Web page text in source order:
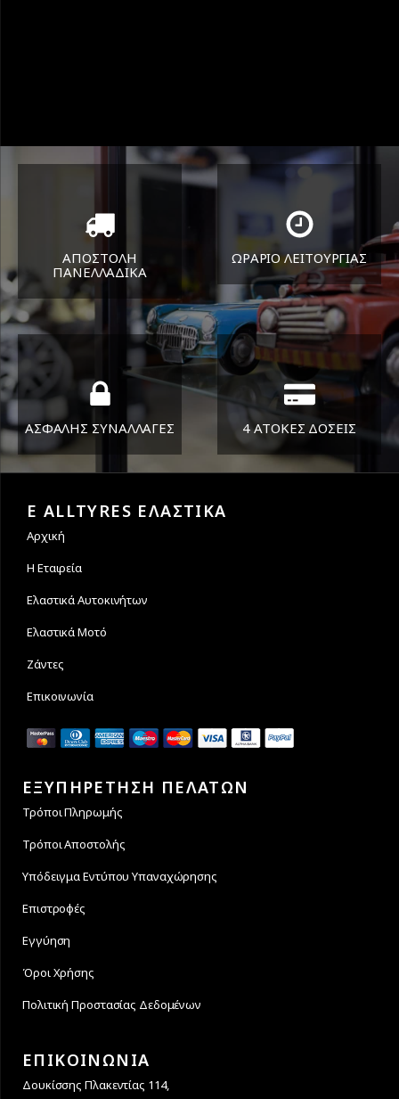
ΑΠΟΣΤΟΛΗ
ΠΑΝΕΛΛΑΔΙΚA
Όπου και αν είστε θα σας
στείλουμε τα ελαστικά σας
ΩΡΑΡΙΟ ΛΕΙΤΟΥΡΓΙΑΣ
ΔΕΥ-ΠΑΡ 8:30-17:30
ΣΑΒ 8:30-13:30
ΑΣΦΑΛΗΣ ΣΥΝΑΛΛΑΓΕΣ 4 ΑΤΟΚΕΣ ΔΟΣΕΙΣ
E ALLTYRES ΕΛΑΣΤΙΚΑ
Αρχική
Η Εταιρεία
Ελαστικά Αυτοκινήτων
Ελαστικά Μοτό
Ζάντες
Επικοινωνία
ΕΞΥΠΗΡΕΤΗΣΗ ΠΕΛΑΤΩΝ
Τρόποι Πληρωμής
Τρόποι Αποστολής
Υπόδειγμα Εντύπου Υπαναχώρησης
Επιστροφές
Εγγύηση
Όροι Χρήσης
Πολιτική Προστασίας Δεδομένων
ΕΠΙΚΟΙΝΩΝΙΑ
Δουκίσσης Πλακεντίας 114,